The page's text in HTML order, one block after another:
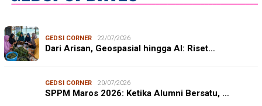
GEDSI CORNER 22/07/2026
Dari Arisan, Geospasial hingga AI: Riset…
GEDSI CORNER 20/07/2026
SPPM Maros 2026: Ketika Alumni Bersatu, …